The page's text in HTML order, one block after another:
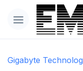
Gigabyte